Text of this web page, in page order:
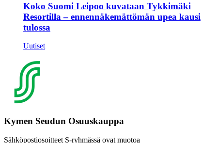
Koko Suomi Leipoo kuvataan Tykkimäki
Resortilla – ennennäkemättömän upea kausi
tulossa
Uutiset
Kymen Seudun Osuuskauppa
Sähköpostiosoitteet S-ryhmässä ovat muotoa